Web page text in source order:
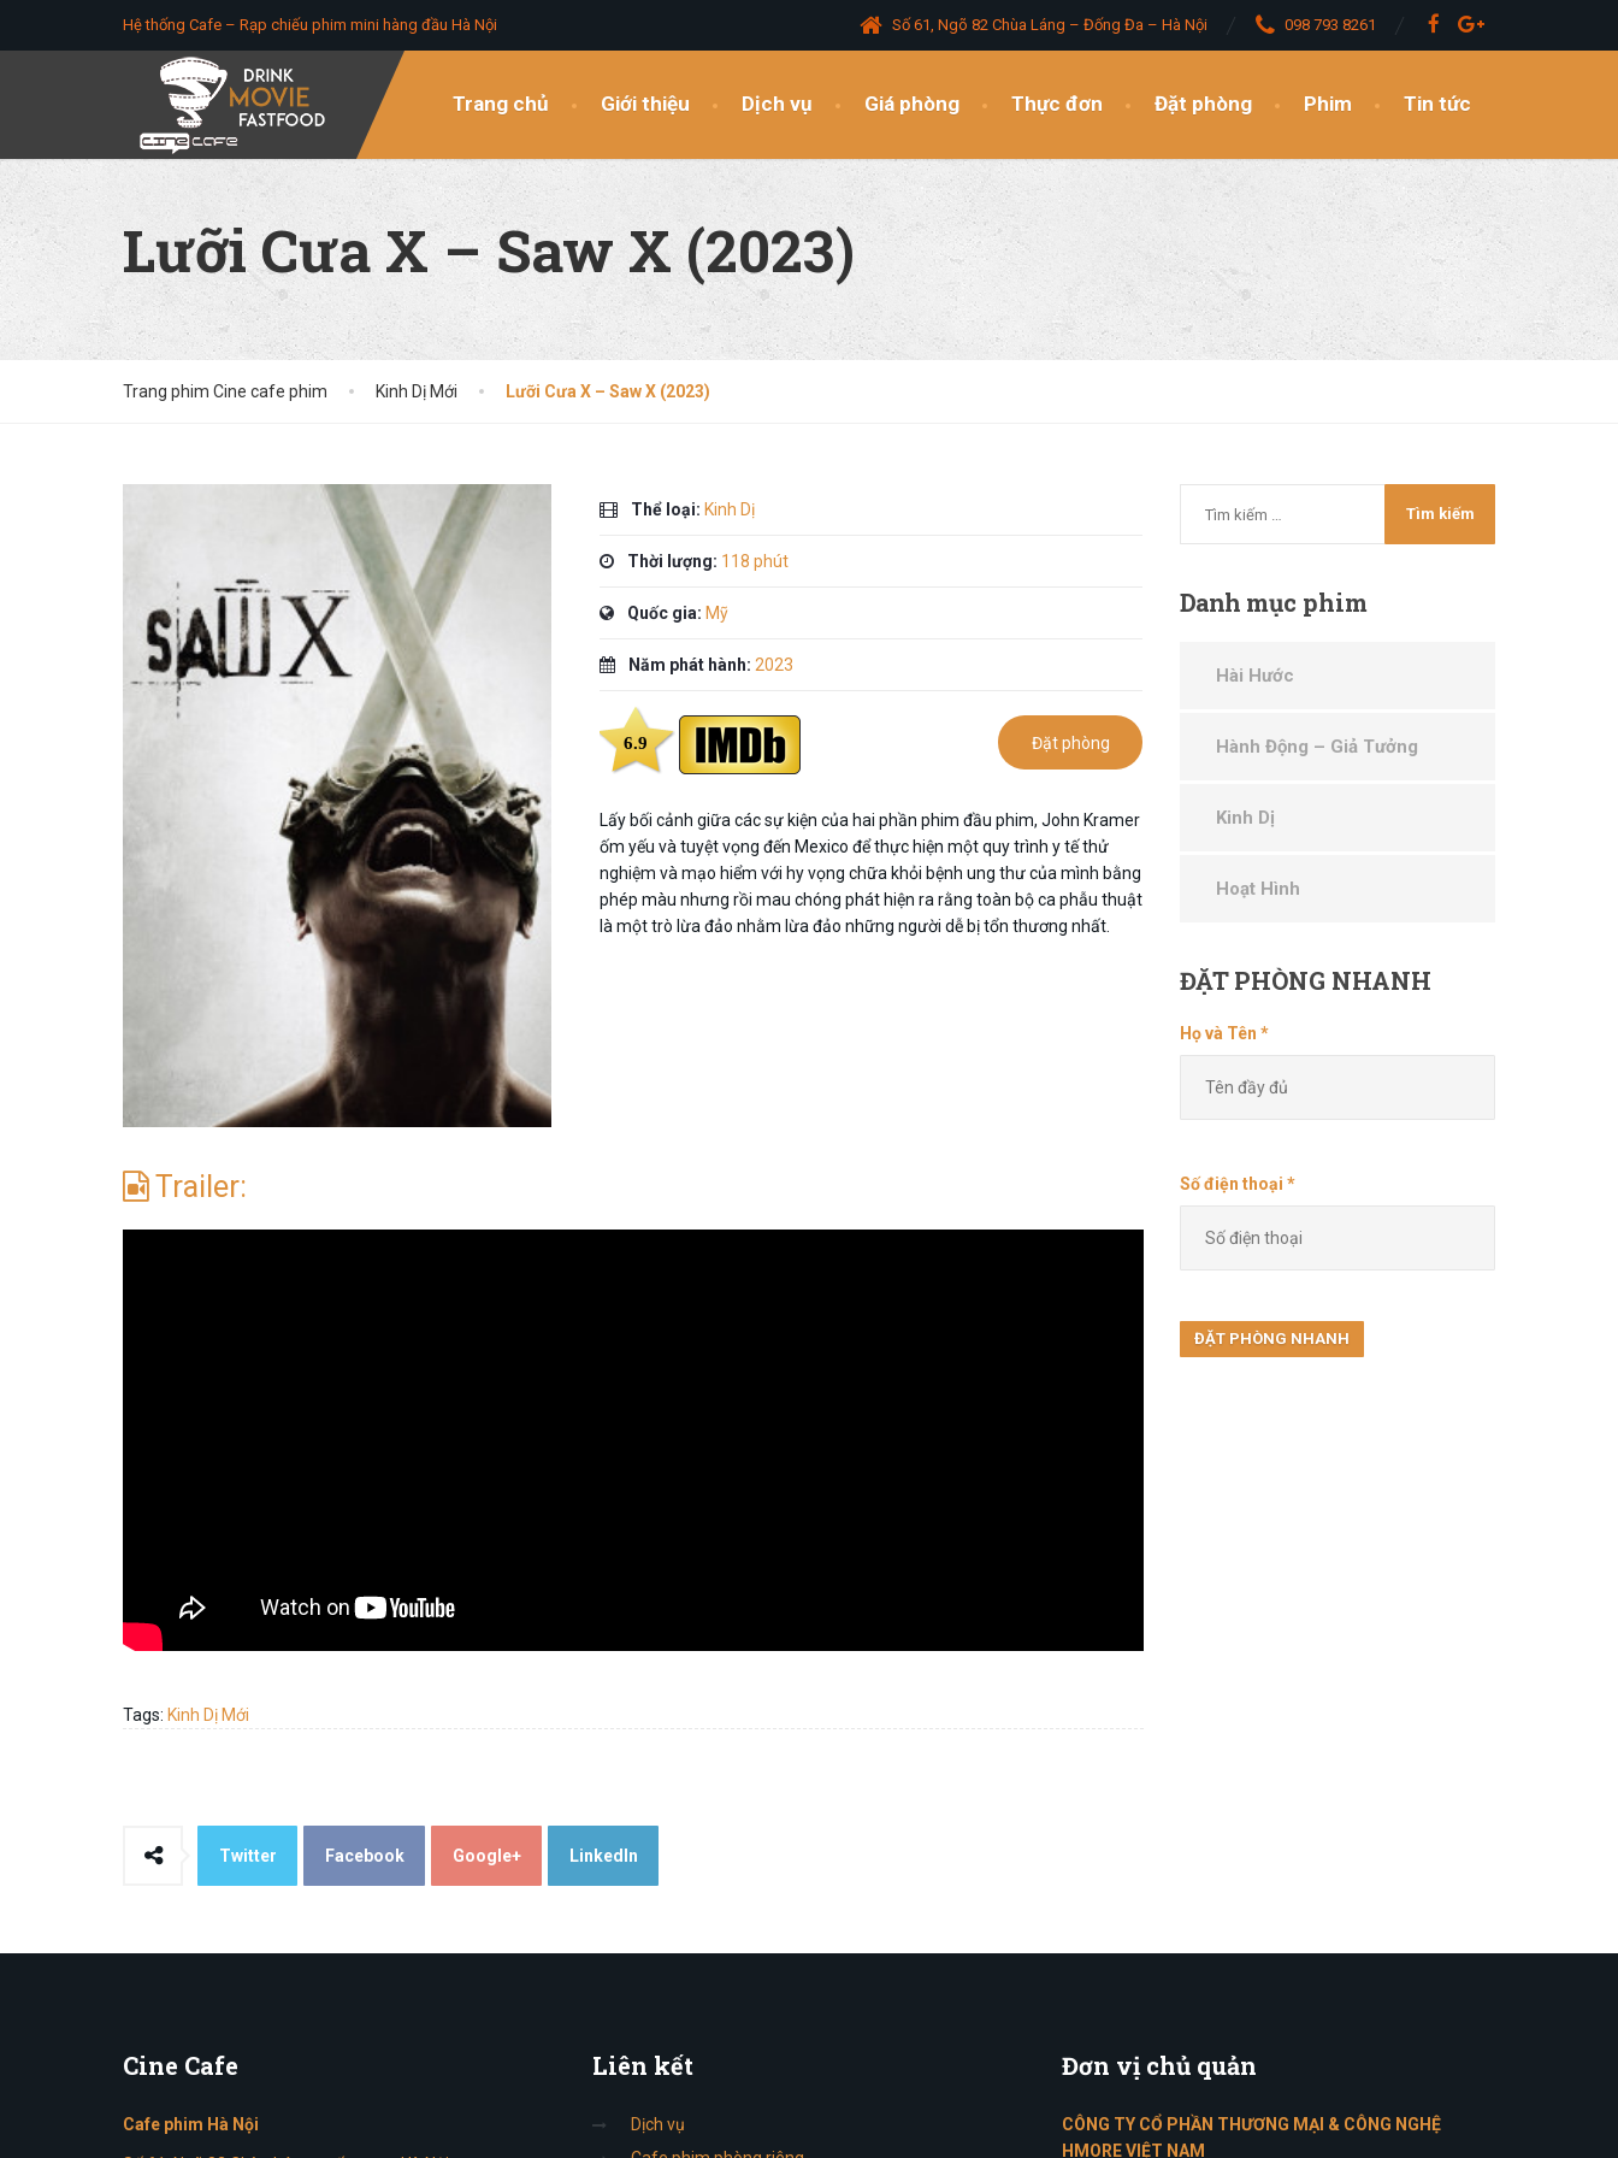
Hệ thống Cafe – Rạp chiếu phim mini hàng đầu Hà Nội Số 61, Ngõ 82 Chùa Láng – Đống Đa – Hà Nội 098 793 8261
Trang chủ Giới thiệu Dịch vụ Giá phòng Thực đơn Đặt phòng Phim Tin tức
Lưỡi Cưa X – Saw X (2023)
Trang phim Cine cafe phim Kinh Dị Mới Lưỡi Cưa X – Saw X (2023)
Thể loại: Kinh Dị
Thời lượng: 118 phút
Quốc gia: Mỹ
Năm phát hành: 2023
6.9 Đặt phòng
Lấy bối cảnh giữa các sự kiện của hai phần phim đầu phim, John Kramer
ốm yếu và tuyệt vọng đến Mexico để thực hiện một quy trình y tế thử
nghiệm và mạo hiểm với hy vọng chữa khỏi bệnh ung thư của mình bằng
phép màu nhưng rồi mau chóng phát hiện ra rằng toàn bộ ca phẫu thuật
là một trò lừa đảo nhằm lừa đảo những người dễ bị tổn thương nhất.
Trailer:
Tags: Kinh Dị Mới
Twitter Facebook Google+ LinkedIn
Danh mục phim
Hài Hước
Hành Động – Giả Tưởng
Kinh Dị
Hoạt Hình
ĐẶTPHÒNG NHANH
Họ và Tên *
Số điện thoại *
Cine Cafe
Cafe phim Hà Nội
Liên kết
Dịch vụ
Đơn vị chủ quản
CÔNG TY CỔ PHẦN THƯƠNG MẠI & CÔNG NGHỆ
HMORE VIỆT NAM